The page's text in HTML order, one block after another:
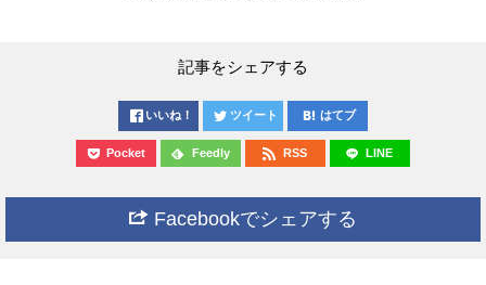
記事をシェアする
いいね！ ツイート はてブ
Pocket Feedly RSS LINE
Facebookでシェアする